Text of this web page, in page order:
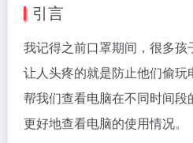
引言
我记得之前口罩期间，很多
让人头疼的就是防止他们偷
帮我们查看电脑在不同时间
更好地查看电脑的使用情况。